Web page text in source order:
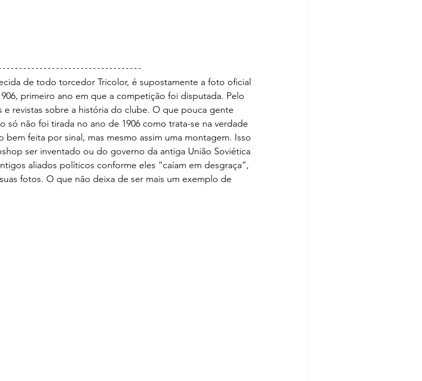
primeiro ano em que a competição foi disputada. Pelo
e revistas sobre a história do clube. O que pouca gente
só não foi tirada no ano de 1906 como trata-se na verdade
feita por sinal, mas mesmo assim uma montagem. Isso
ser inventado ou do governo da antiga União Soviética
aliados políticos conforme eles “caíam em desgraça”,
fotos. O que não deixa de ser mais um exemplo de